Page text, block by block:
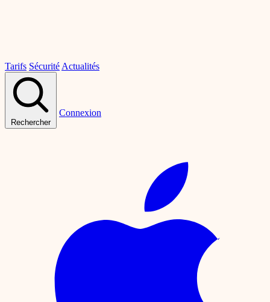
Tarifs Sécurité Actualités
Rechercher
Connexion